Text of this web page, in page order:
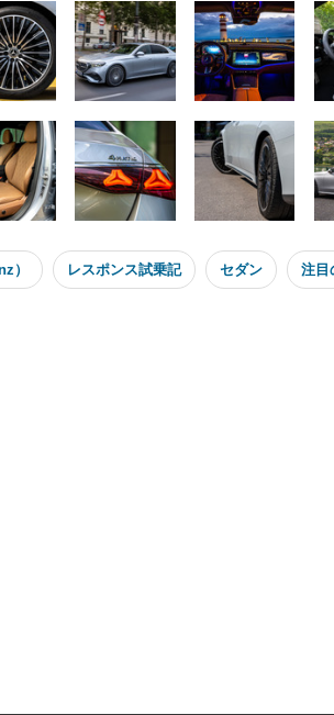
） レスポンス試乗記 セダン 注目